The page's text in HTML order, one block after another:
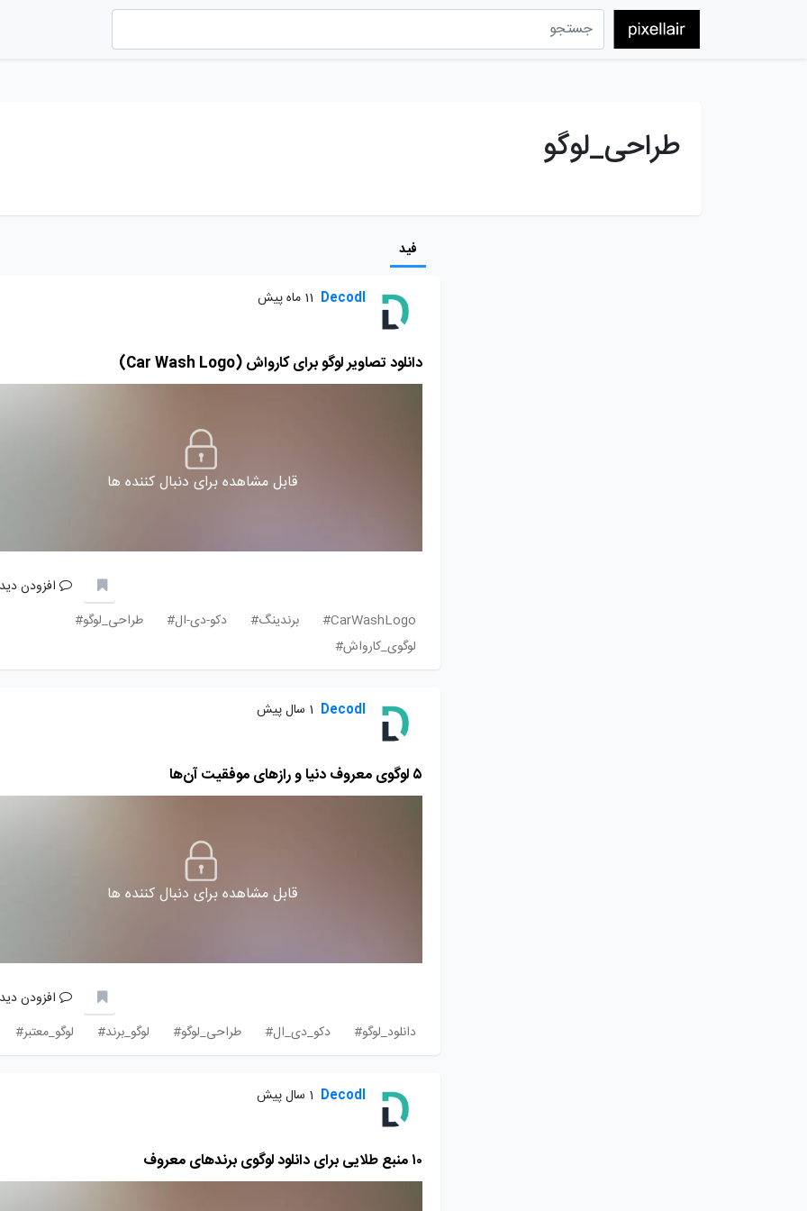
طراحی_لوگو
فید
Decodl 11 ماه پیش
دانلود تصاویر لوگو برای کارواش (Car Wash Logo)
قابل مشاهده برای دنبال کننده ها
افزودن
CarWashLogo#
برندینگ# دکو-دی-ال#
طراحی_لوگو#
لوگوی_کارواش#
Decodl 1 سال پیش
۵ لوگوی معروف دنیا و رازهای موفقیت آن‌ها
قابل مشاهده برای دنبال کننده ها
افزودن
دانلود_لوگو#
دکو_دی_ال# طراحی_لوگو# لوگو_برند# لوگو_معتبر#
Decodl 1 سال پیش
۱۰ منبع طلایی برای دانلود لوگوی برندهای معروف